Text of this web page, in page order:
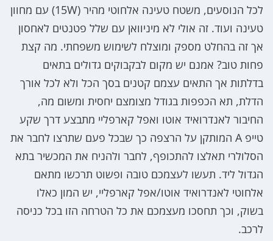
לכל הנוסעים, משטח טעינה אלחוטי מהיר (15W) עם מחוון
טעינה ועוד. זה אולי לא מיניוואן עם שלל פטנטים לאחסון
אך זה בהחלט מספק ומוצלח לשימוש משפחתי. מה קצת
פחות טוב? אמנם יש מקום לבקבוקים גדולים בתאים
בדלתות אך התאים עצמם קטנים בסך הכל ולא לכל אורך
הדלת, תא הכפפות בגודל מצומצם יחסית ומשום מה,
החיבור לאנדרואיד אוטו ואפל קארפליי מתבצע דרך שקע
טייפ A המותקן על הרצפה כך שבכל פעם שתרצו לחבר את
הסלולרי תאלצו להתכופף, לחבר ולהניח את המכשיר בתא
הגדול ליד. תעשו לעצמכם טובה ופשוט תרכשו מתאם
אלחוטי לאנדרואיד אוטו/אפל קארפליי, יש המון כאלו
בשוק, וכך תחסכו מעצמכם את כל הטרחה הזו בכל כניסה
לרכב.